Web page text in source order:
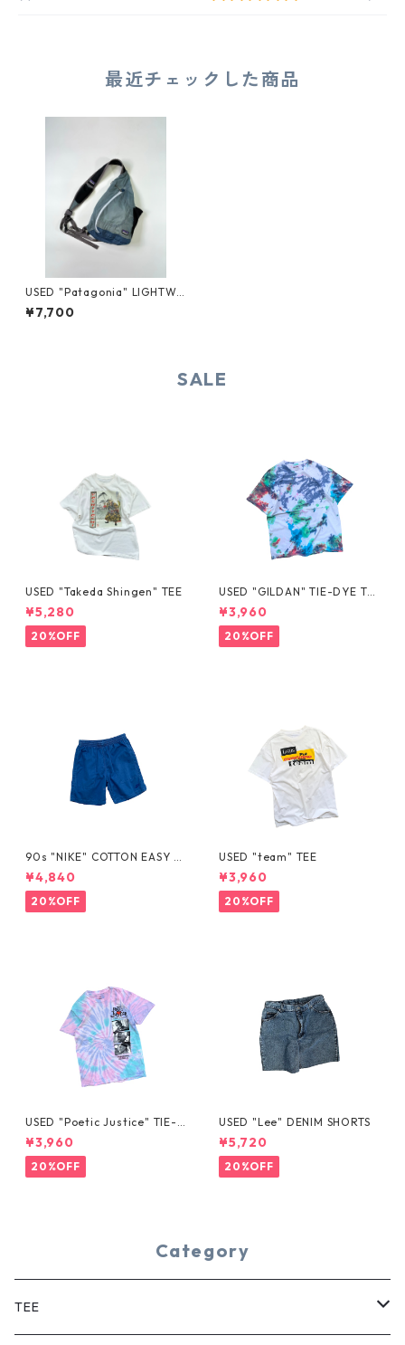
最近チェックした商品
USED "Patagonia" LIGHTWE
IGHT TRAVEL SLING BAG
¥7,700
SALE
USED "Takeda Shingen" TEE
¥5,280
20%OFF
USED "GILDAN" TIE-DYE TE
E
¥3,960
20%OFF
90s "NIKE" COTTON EASY S
HORTS
¥4,840
20%OFF
USED "team" TEE
¥3,960
20%OFF
USED "Poetic Justice" TIE-D
YE TEE
¥3,960
20%OFF
USED "Lee" DENIM SHORTS
¥5,720
20%OFF
Category
TEE